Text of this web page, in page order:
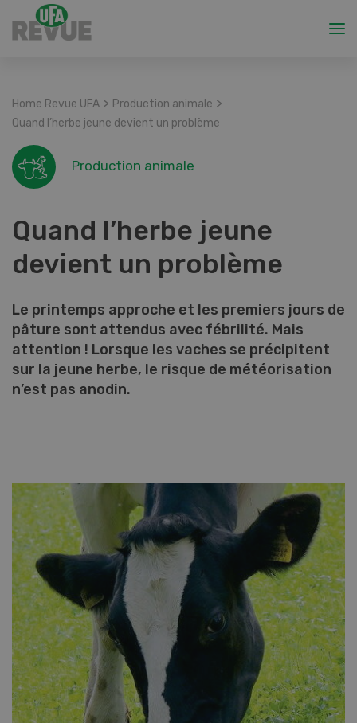
Home Revue UFA > Production animale >
Quand l’herbe jeune devient un problème
Production animale
Quand l’herbe jeune
devient un problème
Le printemps approche et les premiers jours de
pâture sont attendus avec fébrilité. Mais
attention ! Lorsque les vaches se précipitent
sur la jeune herbe, le risque de météorisation
n’est pas anodin.